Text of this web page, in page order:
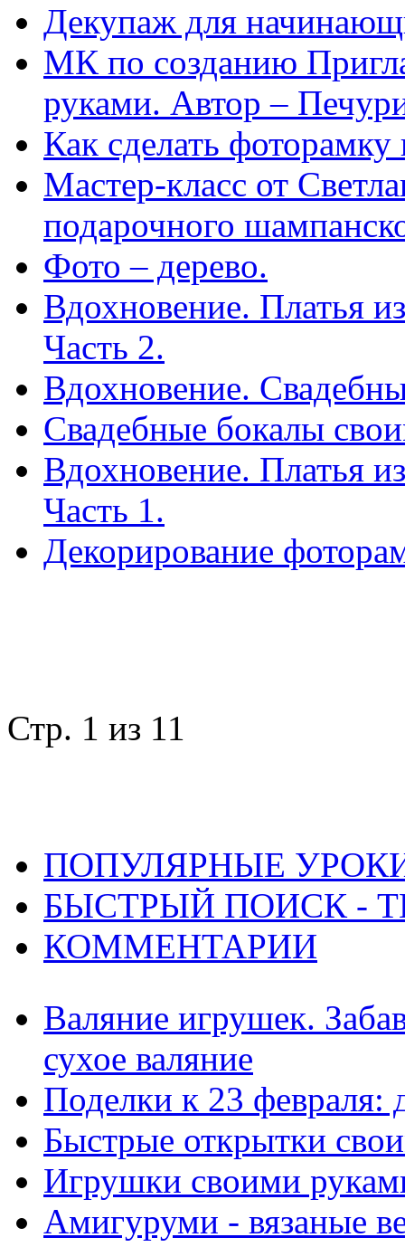
Декупаж для
МК по созданию
руками. Автор –
Как сделать фоторамку
Мастер-класс от
подарочного
Фото – дерево.
Вдохновение. Платья
Часть 2.
Вдохновение.
Свадебные бокалы
Вдохновение. Платья
Часть 1.
Декорирование
Стр. 1 из 11
ПОПУЛЯРНЫЕ
БЫСТРЫЙ ПОИСК -
КОММЕНТАРИИ
Валяние игрушек.
сухое валяние
Поделки к 23 февраля:
Быстрые открытки
Игрушки своими
Амигуруми - вязаные